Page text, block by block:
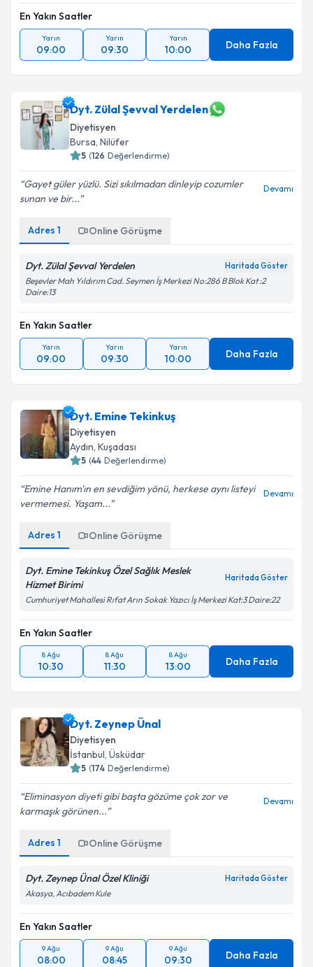
En Yakın Saatler
Yarın
09:00
Yarın
09:30
Yarın
10:00 Daha Fazla
Dyt. Zülal Şevval Yerdelen
Diyetisyen
Bursa, Nilüfer
5 (126 Değerlendirme)
Gayet güler yüzlü. Sizi sıkılmadan dinleyip cozumler
sunan ve bir...
Devamı
Adres 1 Online Görüşme
Dyt. Zülal Şevval Yerdelen Haritada Göster
Beşevler Mah Yıldırım Cad. Seymen İş Merkezi No:286 B Blok Kat :2
Daire:13
En Yakın Saatler
Yarın
09:00
Yarın
09:30
Yarın
10:00 Daha Fazla
Dyt. Emine Tekinkuş
Diyetisyen
Aydın, Kuşadası
5 (44 Değerlendirme)
Emine Hanım'ın en sevdiğim yönü, herkese aynı listeyi
vermemesi. Yaşam...
Devamı
Adres 1 Online Görüşme
Dyt. Emine Tekinkuş Özel Sağlık Meslek
Hizmet Birimi
Haritada Göster
Cumhuriyet Mahallesi Rıfat Arın Sokak Yazıcı İş Merkezi Kat:3 Daire:22
En Yakın Saatler
8 Ağu
10:30
8 Ağu
11:30
8 Ağu
13:00 Daha Fazla
Dyt. Zeynep Ünal
Diyetisyen
İstanbul, Üsküdar
5 (174 Değerlendirme)
Eliminasyon diyeti gibi başta gözüme çok zor ve
karmaşık görünen...
Devamı
Adres 1 Online Görüşme
Dyt. Zeynep Ünal Özel Kliniği Haritada Göster
Akasya, Acıbadem Kule
En Yakın Saatler
9 Ağu
08:00
9 Ağu
08:45
9 Ağu
09:30 Daha Fazla